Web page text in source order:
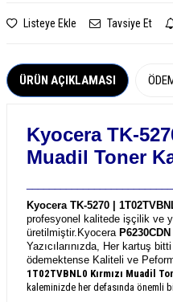
Listeye Ekle Tavsiye Et
ÜRÜN AÇIKLAMASI
Kyocera TK-
Muadil Toner
Kyocera TK-5270 |
profesyonel kalitede işçilik ve
üretilmiştir. Kyocera P6230CDN
Yazıcılarınızda, Her kartuş
ödemektense Kaliteli ve
1T02TVBNL0 Kırmızı Muadil
kaleminizde her defasında önemli